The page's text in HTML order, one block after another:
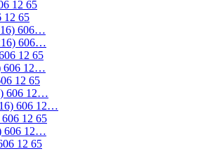
12 65
12 65
606…
606…
12 65
606 12…
12 65
606 12…
606 12…
12 65
606 12…
12 65